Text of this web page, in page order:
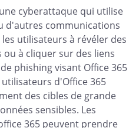
cyberattaque qui utilise
d'autres communications
utilisateurs à révéler des
à cliquer sur des liens
phishing visant Office 365
d'Office 365
des cibles de grande
sensibles. Les
365 peuvent prendre